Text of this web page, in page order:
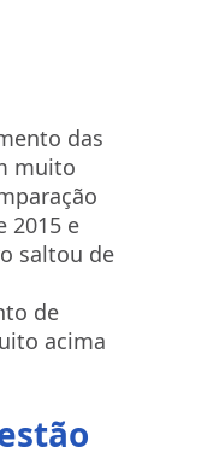
das
muito
2015 e
saltou de
de
acima